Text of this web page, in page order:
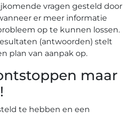
vragen gesteld door
er meer informatie
op te kunnen lossen.
(antwoorden) stelt
plan van aanpak op.
maar
te hebben en een